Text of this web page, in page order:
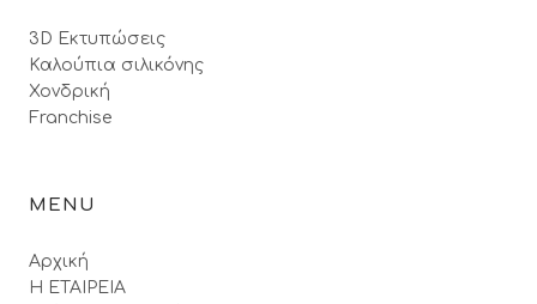
3D Εκτυπώσεις
Καλούπια σιλικόνης
Χονδρική
Franchise
MENU
Αρχική
Η ΕΤΑΙΡΕΙΑ